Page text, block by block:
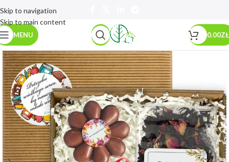
Skip to navigation
Skip to main content
MENU 0.00ZŁ